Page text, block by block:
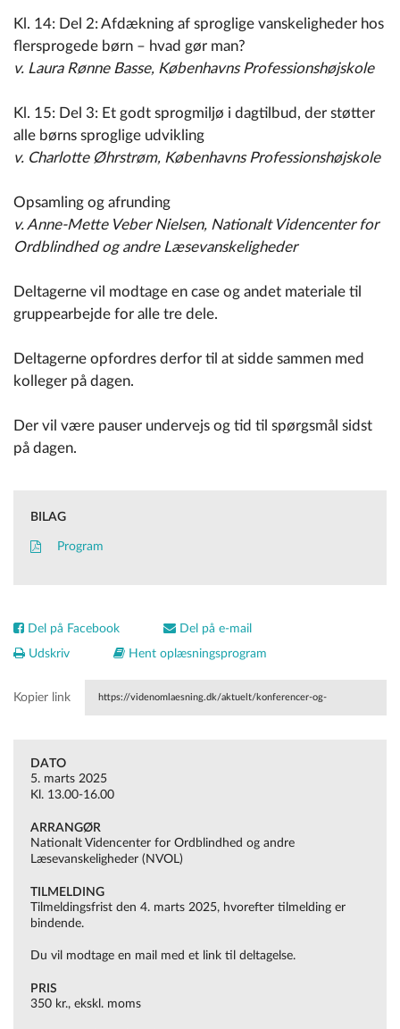
Kl. 14: Del 2: Afdækning af sproglige vanskeligheder hos
flersprogede børn – hvad gør man?
v. Laura Rønne Basse, Københavns Professionshøjskole
Kl. 15: Del 3: Et godt sprogmiljø i dagtilbud, der støtter
alle børns sproglige udvikling
v. Charlotte Øhrstrøm, Københavns Professionshøjskole
Opsamling og afrunding
v. Anne-Mette Veber Nielsen, Nationalt Videncenter for
Ordblindhed og andre Læsevanskeligheder
Deltagerne vil modtage en case og andet materiale til
gruppearbejde for alle tre dele.
Deltagerne opfordres derfor til at sidde sammen med
kolleger på dagen.
Der vil være pauser undervejs og tid til spørgsmål sidst
på dagen.
BILAG
Program
Del på Facebook
Del på e-mail
Udskriv
Hent oplæsningsprogram
Kopier link https://videnomlaesning.dk/aktuelt/konferencer-og-
DATO
5. marts 2025
Kl. 13.00-16.00
ARRANGØR
Nationalt Videncenter for Ordblindhed og andre
Læsevanskeligheder (NVOL)
TILMELDING
Tilmeldingsfrist den 4. marts 2025, hvorefter tilmelding er
bindende.
Du vil modtage en mail med et link til deltagelse.
PRIS
350 kr., ekskl. moms